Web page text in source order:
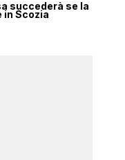
succederà se la
in Scozia